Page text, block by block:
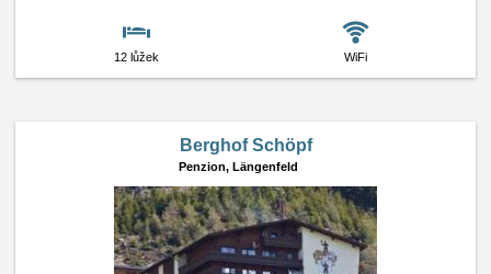
12 lůžek WiFi
Berghof Schöpf
Penzion, Längenfeld